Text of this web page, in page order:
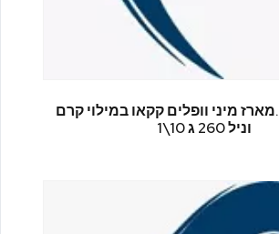
Sweetplus.מארז מיני וופלים קקאו במילוי קרם
וניל 260 ג 10\1